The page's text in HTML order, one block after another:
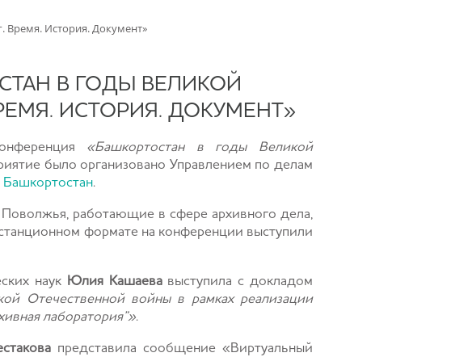
Время. История. Документ»
В ГОДЫ ВЕЛИКОЙ
ИСТОРИЯ. ДОКУМЕНТ»
«Башкортостан в годы Великой
было организовано Управлением по делам
.
работающие в сфере архивного дела,
формате на конференции выступили
наук Юлия Кашаевавыступила с докладом
Отечественной войны в рамках реализации
лаборатория”».
представила сообщение «Виртуальный